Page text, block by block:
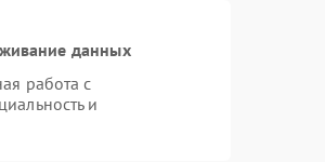
данных
работа с
и